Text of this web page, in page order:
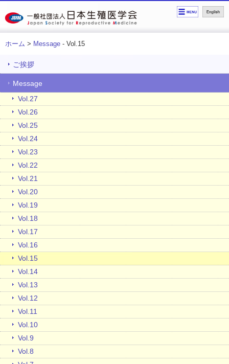
ホーム > Message - Vol.15
ご挨拶
Message
Vol.27
Vol.26
Vol.25
Vol.24
Vol.23
Vol.22
Vol.21
Vol.20
Vol.19
Vol.18
Vol.17
Vol.16
Vol.15
Vol.14
Vol.13
Vol.12
Vol.11
Vol.10
Vol.9
Vol.8